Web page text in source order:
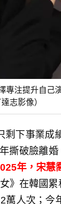
注提升自己
志影像）
剩下事業成
撕破臉離
年，宋慧
》在韓國
萬人次；今